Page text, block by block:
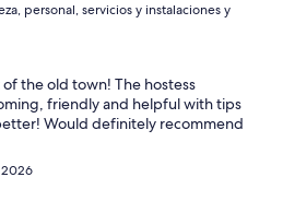
personal, servicios y instalaciones y
the old town! The hostess
friendly and helpful with tips
Would definitely recommend